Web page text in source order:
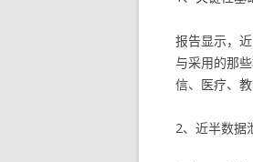
报告显示，
与采用的那
信、医疗、
2、近半数据